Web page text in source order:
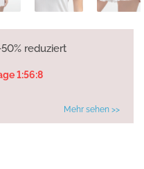
reduziert
1:56:8
Mehr sehen >>